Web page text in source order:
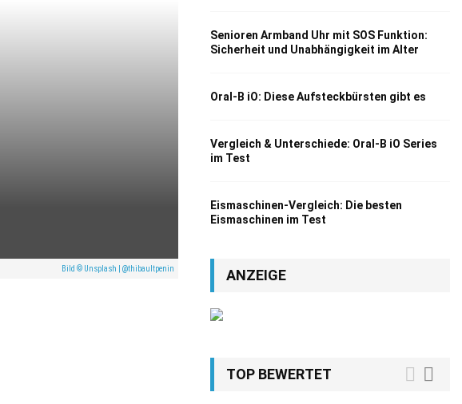
Bild © Unsplash | @thibaultpenin
Senioren Armband Uhr mit SOS Funktion:
Sicherheit und Unabhängigkeit im Alter
Oral-B iO: Diese Aufsteckbürsten gibt es
Vergleich & Unterschiede: Oral-B iO Series
im Test
Eismaschinen-Vergleich: Die besten
Eismaschinen im Test
ANZEIGE
TOP BEWERTET